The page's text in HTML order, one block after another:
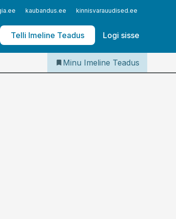
kaubandus.ee kinnisvarauudised.ee
Telli Imeline Teadus Logi sisse
Iseteenindus
Telli Imeline Teadus
Minu Imeline Teadus